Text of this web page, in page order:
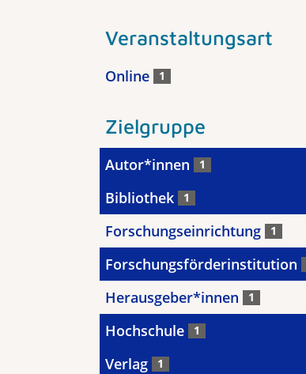
Veranstaltungsart
Online 1
Zielgruppe
Autor*innen 1
Bibliothek 1
Forschungseinrichtung 1
Forschungsförderinstitution
Herausgeber*innen 1
Hochschule 1
Verlag 1